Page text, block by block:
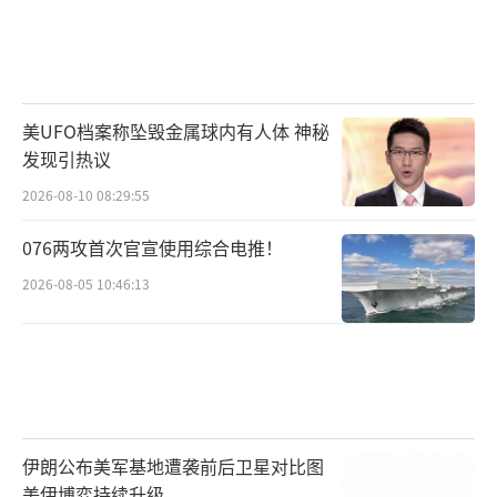
美UFO档案称坠毁金属球内有人体 神秘
发现引热议
2026-08-10 08:29:55
076两攻首次官宣使用综合电推！
2026-08-05 10:46:13
伊朗公布美军基地遭袭前后卫星对比图